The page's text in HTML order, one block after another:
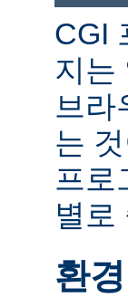
CGI
지는
브라
는
프로
별로
환